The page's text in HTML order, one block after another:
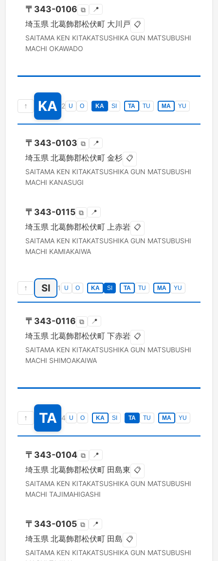
〒 343-0106 ⧉ 📍
埼玉県 北葛飾郡松伏町 大川戸 📋
SAITAMA KEN KITAKATSUSHIKA GUN MATSUBUSHI
MACHI OKAWADO
↑ KA 2 U O KA SI TA TU MA YU
〒 343-0103 ⧉ 📍
埼玉県 北葛飾郡松伏町 金杉 📋
SAITAMA KEN KITAKATSUSHIKA GUN MATSUBUSHI
MACHI KANASUGI
〒 343-0115 ⧉ 📍
埼玉県 北葛飾郡松伏町 上赤岩 📋
SAITAMA KEN KITAKATSUSHIKA GUN MATSUBUSHI
MACHI KAMIAKAIWA
↑ SI 1 U O KA SI TA TU MA YU
〒 343-0116 ⧉ 📍
埼玉県 北葛飾郡松伏町 下赤岩 📋
SAITAMA KEN KITAKATSUSHIKA GUN MATSUBUSHI
MACHI SHIMOAKAIWA
↑ TA 4 U O KA SI TA TU MA YU
〒 343-0104 ⧉ 📍
埼玉県 北葛飾郡松伏町 田島東 📋
SAITAMA KEN KITAKATSUSHIKA GUN MATSUBUSHI
MACHI TAJIMAHIGASHI
〒 343-0105 ⧉ 📍
埼玉県 北葛飾郡松伏町 田島 📋
SAITAMA KEN KITAKATSUSHIKA GUN MATSUBUSHI